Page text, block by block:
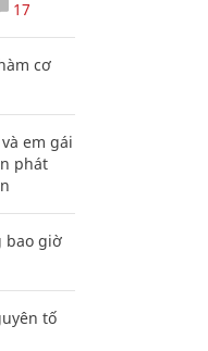
17
cơ
em gái
phát
bao giờ
tố